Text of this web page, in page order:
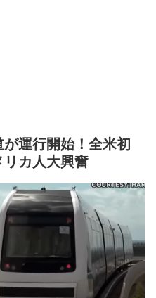
運行開始！全米初
カ人大興奮